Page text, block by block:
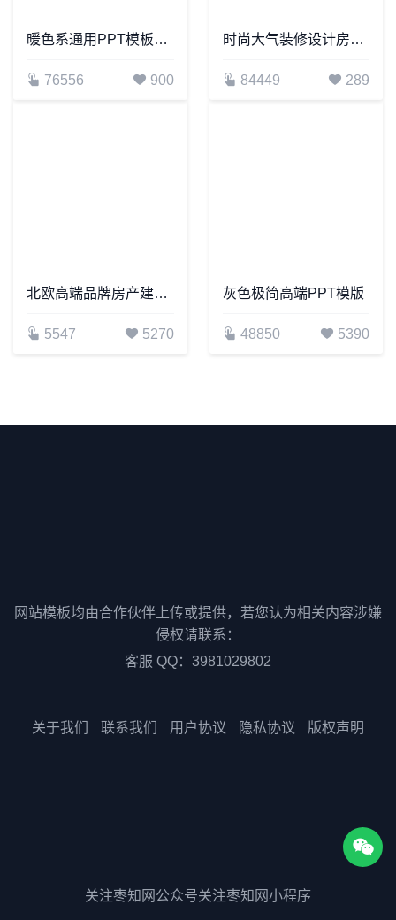
暖色系通用PPT模板公司简介商务报告项目展示
76556 900
时尚大气装修设计房产建筑广告策划通用PPT模板
84449 289
北欧高端品牌房产建筑装修设计PPT模板
5547 5270
灰色极简高端PPT模版
48850 5390
网站模板均由合作伙伴上传或提供，若您认为相关内容涉嫌
侵权请联系：
客服 QQ：3981029802
关于我们 联系我们 用户协议 隐私协议 版权声明
关注枣知网公众号关注枣知网小程序